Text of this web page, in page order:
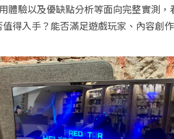
體驗以及優缺點分析等面向完整實測，
得入手？能否滿足遊戲玩家、內容創